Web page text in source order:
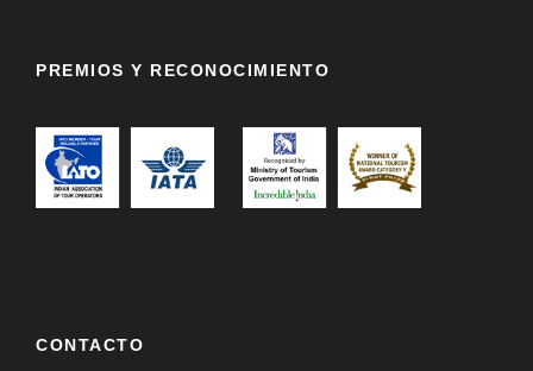
PREMIOS Y RECONOCIMIENTO
CONTACTO